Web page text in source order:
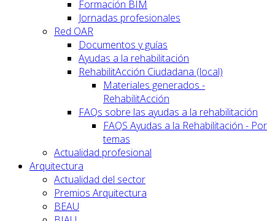
Formación BIM
Jornadas profesionales
Red OAR
Documentos y guías
Ayudas a la rehabilitación
RehabilitAcción Ciudadana (local)
Materiales generados -
RehabilitAcción
FAQs sobre las ayudas a la rehabilitación
FAQS Ayudas a la Rehabilitación - Por
temas
Actualidad profesional
Arquitectura
Actualidad del sector
Premios Arquitectura
BEAU